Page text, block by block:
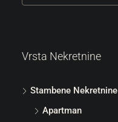
Vrsta Nekretnine
Stambene Nekretnine
Apartman